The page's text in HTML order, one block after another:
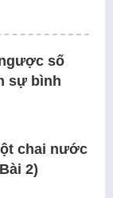
số
sự bình
chai nước
2)